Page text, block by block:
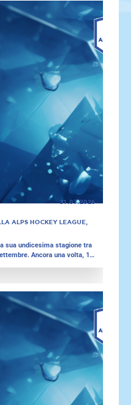
31.07.2026
ALPS HOCKEY LEAGUE,
sua undicesima stagione tra
Ancora una volta, 13
Uno degli incontri di
la rivincita della finale della
l’HC Meran/o Pircher,
valgardena.it. Un derby
chiuso l'ultima stagione ed